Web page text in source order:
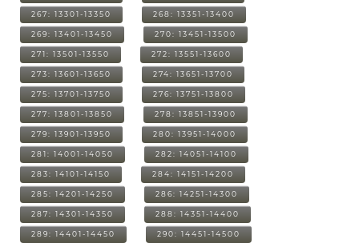
267: 13301-13350 268: 13351-13400
269: 13401-13450 270: 13451-13500
271: 13501-13550 272: 13551-13600
273: 13601-13650 274: 13651-13700
275: 13701-13750 276: 13751-13800
277: 13801-13850 278: 13851-13900
279: 13901-13950 280: 13951-14000
281: 14001-14050 282: 14051-14100
283: 14101-14150 284: 14151-14200
285: 14201-14250 286: 14251-14300
287: 14301-14350 288: 14351-14400
289: 14401-14450 290: 14451-14500